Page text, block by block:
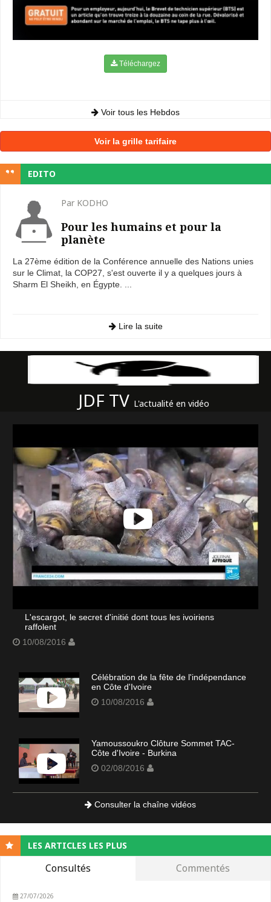
Téléchargez
Voir tous les Hebdos
Voir la grille tarifaire
EDITO
Par KODHO
Pour les humains et pour la
planète
La 27ème édition de la Conférence annuelle des Nations unies
sur le Climat, la COP27, s'est ouverte il y a quelques jours à
Sharm El Sheikh, en Égypte. ...
Lire la suite
JDF TV L'actualité en vidéo
L'escargot, le secret d'initié dont tous les ivoiriens
raffolent
10/08/2016
Célébration de la fête de l'indépendance
en Côte d'Ivoire
10/08/2016
Yamoussoukro Clôture Sommet TAC-
Côte d'Ivoire - Burkina
02/08/2016
Consulter la chaîne vidéos
LES ARTICLES LES PLUS
Consultés Commentés
27/07/2026